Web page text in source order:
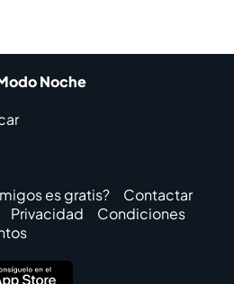
Noche
es gratis?
Contactar
Privacidad
Condiciones